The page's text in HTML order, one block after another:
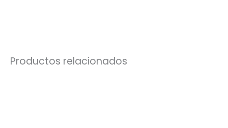
Productos relacionados